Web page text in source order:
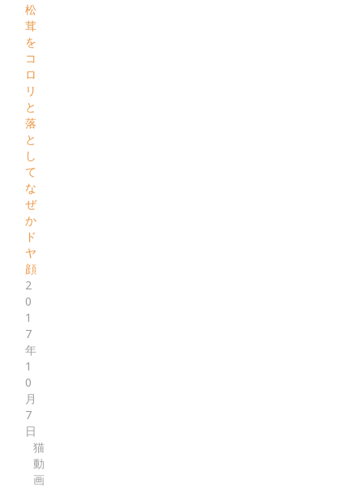
松
茸
を
コ
ロ
リ
と
落
と
し
て
な
ぜ
か
ド
ヤ
顔
2
0
1
7
年
1
0
月
7
日
猫
動
画